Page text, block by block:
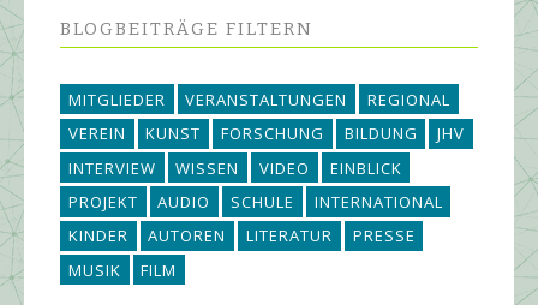
BLOGBEITRÄGE FILTERN
MITGLIEDER VERANSTALTUNGEN
REGIONAL
VEREIN
KUNST FORSCHUNG BILDUNG
JHV
INTERVIEW
WISSEN VIDEO
EINBLICK
PROJEKT
AUDIO SCHULE
INTERNATIONAL
KINDER
AUTOREN LITERATUR
PRESSE
MUSIK
FILM